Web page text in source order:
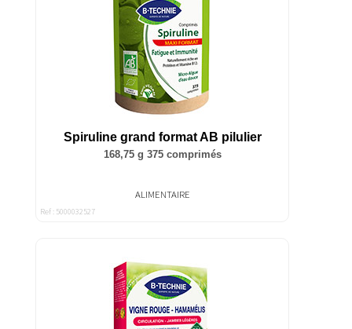
Spiruline grand format AB pilulier
168,75 g 375 comprimés
ALIMENTAIRE
Ref : 5000032527